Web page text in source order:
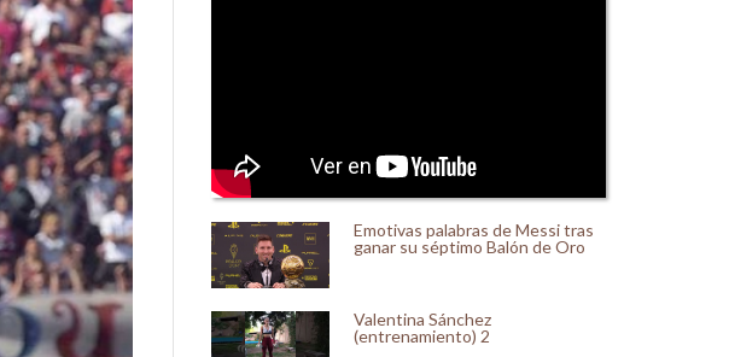
Emotivas palabras de Messi tras
ganar su séptimo Balón de Oro
Valentina Sánchez
(entrenamiento) 2